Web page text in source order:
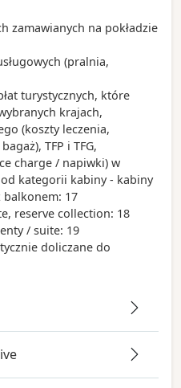
muzyki grunge i
karierą Jimi Hendrix,
zamawianych na pokładzie
(pralnia,
turystycznych, które
krajach,
(koszty leczenia,
TFP i TFG,
charge / napiwki) w
kategorii kabiny - kabiny
balkonem: 17
reserve collection: 18
/ suite: 19
doliczane do